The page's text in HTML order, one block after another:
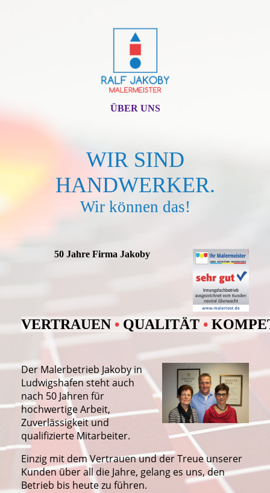
ÜBER UNS
WIR SIND
HANDWERKER.
Wir können das!
50 Jahre Firma Jakoby
VERTRAUEN • QUALITÄT •
Der Malerbetrieb Jakoby in
Ludwigshafen steht auch
nach 50 Jahren für
hochwertige Arbeit,
Zuverlässigkeit und
qualifizierte Mitarbeiter.
Einzig mit dem Vertrauen und der Treue unserer
Kunden über all die Jahre, gelang es uns, den
Betrieb bis heute zu führen.